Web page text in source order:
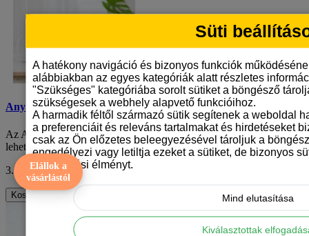
Anyák napi gyerekrajzos, fényképes bögre
Az Anyák napja egy különleges alkalom, amely minden évben
lehetőséget ad arra, hogy kifejezzük szere..
3.290 FtÁFA nélkül: 2.591 Ft
Kosárba
Elállok a
vásárlástól
Süti
A hatékony navigáció és bizonyos funkciók
alábbiakban az egyes kategóriák alatt részletes
"Szükséges" kategóriába sorolt sütiket a böngésző
szükségesek a webhely alapvető funkcióihoz.
A harmadik féltől származó sütik segítenek a weboldal
a preferenciáit és releváns tartalmakat és hirdetéseket
csak az Ön előzetes beleegyezésével tároljuk a
engedélyezi vagy letiltja ezeket a sütiket, de bizonyos
böngészési élményt.
Mind elutasítása
Kiválasztottak